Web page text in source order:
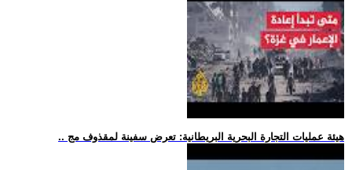
.. هيئة عمليات التجارة البحرية البريطانية: تعرض سفينة لمقذوف مج